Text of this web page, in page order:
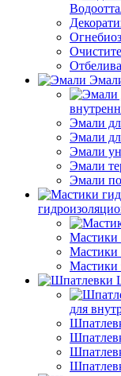
Эмали
Эмали
Эмали
Эмали
Эмали
Мастики
Мастики
Мастики
для